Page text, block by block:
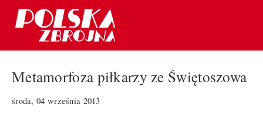
Metamorfoza piłkarzy ze Świętoszowa
środa, 04 września 2013